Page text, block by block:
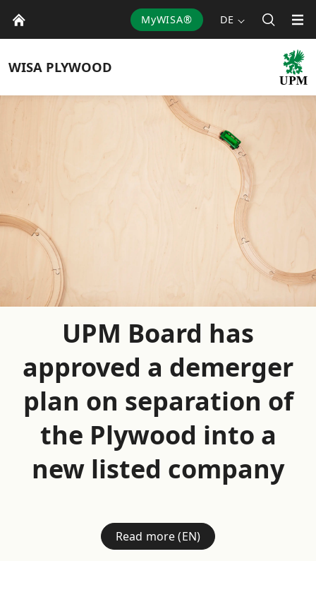
MyWISA® DE
WISA PLYWOOD
UPM Board has
approved a demerger
plan on separation of
the Plywood into a
new listed company
Read more (EN)